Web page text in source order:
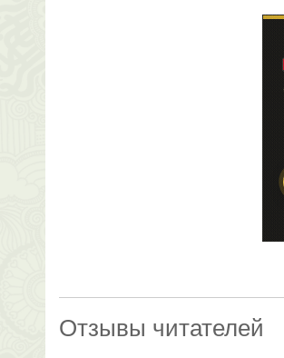
Отзывы читателей